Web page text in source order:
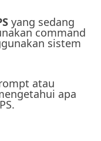
yang sedang
command
sistem
atau
apa